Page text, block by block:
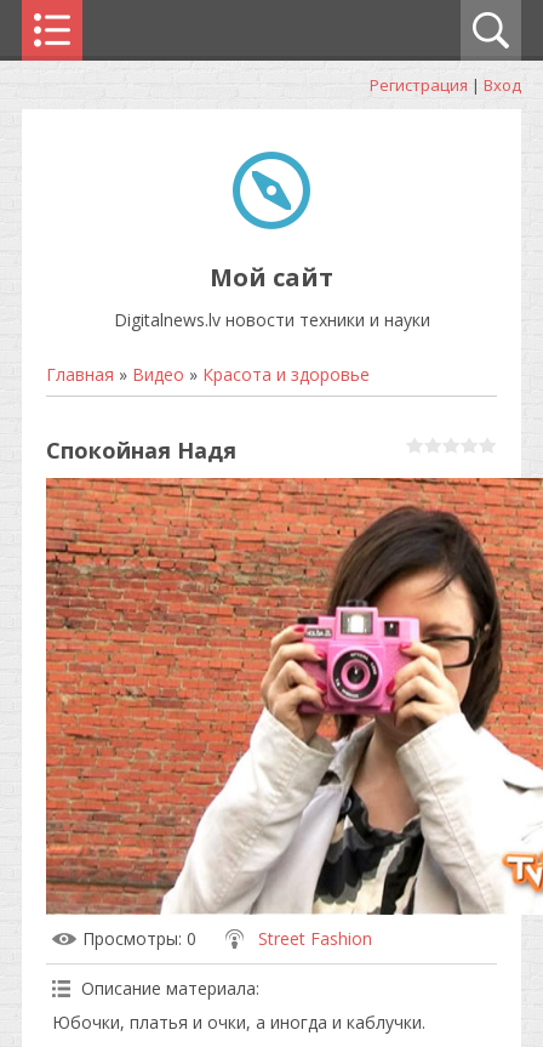
Регистрация | Вход
Мой сайт
Digitalnews.lv новости техники и науки
Главная » Видео » Красота и здоровье
Спокойная Надя
Просмотры: 0 Street Fashion
Описание материала:
Юбочки, платья и очки, а иногда и каблучки.